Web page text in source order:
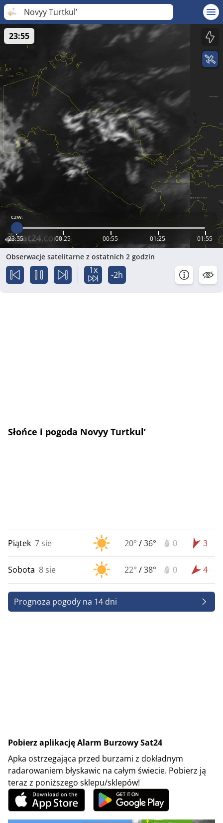
Novyy Turtkul’
czw.
23:55 00:25 00:55 01:25 01:55
23:55
Obserwacje satelitarne z ostatnich 2 godzin
1x -2h
Słońce i pogoda Novyy Turtkul’
Piątek 7 sie 20° /36° 0 3
Sobota 8 sie 22° /38° 0 4
Prognoza pogody na 14 dni
Pobierz aplikację Alarm Burzowy Sat24
Apka ostrzegająca przed burzami z dokładnym
radarowaniem błyskawic na całym świecie. Pobierz ją
teraz z poniższego sklepu/sklepów!